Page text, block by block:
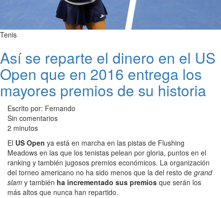
Tenis
Así se reparte el dinero en el US
Open que en 2016 entrega los
mayores premios de su historia
Escrito por: Fernando
Sin comentarios
2 minutos
El US Open ya está en marcha en las pistas de Flushing
Meadows en las que los tenistas pelean por gloria, puntos en el
ranking y también jugosos premios económicos. La organización
del torneo americano no ha sido menos que la del resto de grand
slam y también ha incrementado sus premios que serán los
más altos que nunca han repartido.